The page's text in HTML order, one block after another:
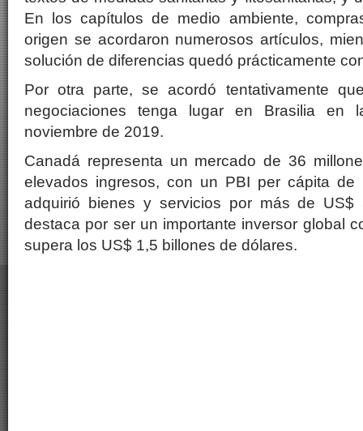
En los capítulos de medio ambiente,
origen se acordaron numerosos artículos,
solución de diferencias quedó prácticamente
Por otra parte, se acordó tentativamente
negociaciones tenga lugar en Brasilia en
noviembre de 2019.
Canadá representa un mercado de 36
elevados ingresos, con un PBI per cápita de
adquirió bienes y servicios por más de US$
destaca por ser un importante inversor global
supera los US$ 1,5 billones de dólares.